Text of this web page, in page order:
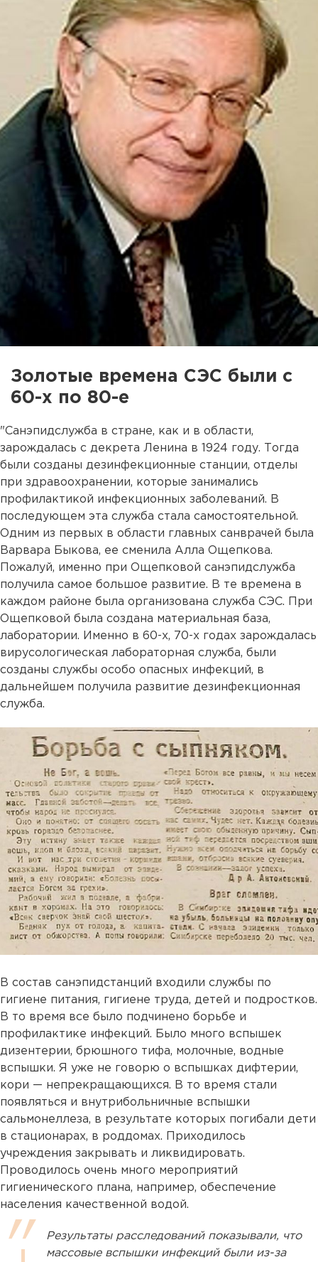
Золотые времена СЭС были с
60-х по 80-е
"Санэпидслужба в стране, как и в области,
зарождалась с декрета Ленина в 1924 году. Тогда
были созданы дезинфекционные станции, отделы
при здравоохранении, которые занимались
профилактикой инфекционных заболеваний. В
последующем эта служба стала самостоятельной.
Одним из первых в области главных санврачей была
Варвара Быкова, ее сменила Алла Ощепкова.
Пожалуй, именно при Ощепковой санэпидслужба
получила самое большое развитие. В те времена в
каждом районе была организована служба СЭС. При
Ощепковой была создана материальная база,
лаборатории. Именно в 60-х, 70-х годах зарождалась
вирусологическая лабораторная служба, были
созданы службы особо опасных инфекций, в
дальнейшем получила развитие дезинфекционная
служба.
В состав санэпидстанций входили службы по
гигиене питания, гигиене труда, детей и подростков.
В то время все было подчинено борьбе и
профилактике инфекций. Было много вспышек
дизентерии, брюшного тифа, молочные, водные
вспышки. Я уже не говорю о вспышках дифтерии,
кори — непрекращающихся. В то время стали
появляться и внутрибольничные вспышки
сальмонеллеза, в результате которых погибали дети
в стационарах, в роддомах. Приходилось
учреждения закрывать и ликвидировать.
Проводилось очень много мероприятий
гигиенического плана, например, обеспечение
населения качественной водой.
Результаты расследований показывали, что
массовые вспышки инфекций были из-за